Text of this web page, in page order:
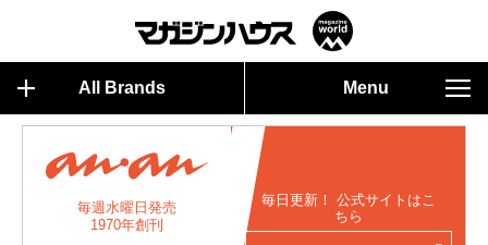
All Brands Menu
毎週水曜日発売
1970年創刊
毎日更新！ 公式サイトはこ
ちら